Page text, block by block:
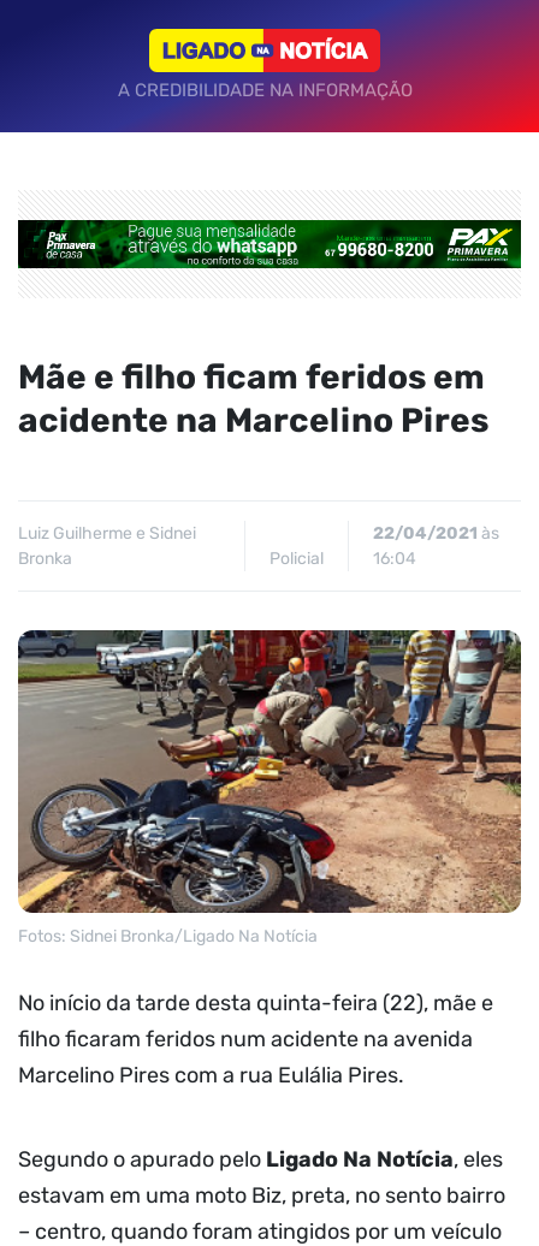
A CREDIBILIDADE NA INFORMAÇÃO
Mãe e filho ficam feridos em
acidente na Marcelino Pires
Luiz Guilherme e Sidnei
Bronka
Policial
22/04/2021 às
16:04
Fotos: Sidnei Bronka/Ligado Na Notícia
No início da tarde desta quinta-feira (22), mãe e
filho ficaram feridos num acidente na avenida
Marcelino Pires com a rua Eulália Pires.
Segundo o apurado pelo Ligado Na Notícia, eles
estavam em uma moto Biz, preta, no sento bairro
– centro, quando foram atingidos por um veículo